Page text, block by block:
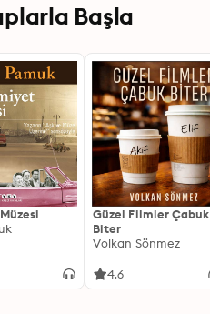
Başla
Güzel Filmler Çabuk
Biter
Volkan Sönmez
4.6